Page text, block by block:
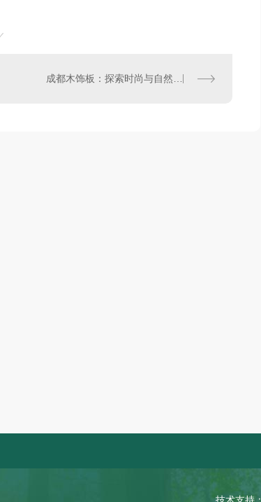
成都木饰板：探索时尚与自然的..结合